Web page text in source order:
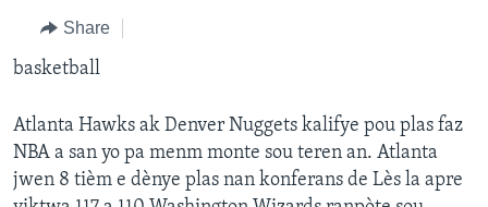
Navigation
to
Search
ENTÈNASYONAL
VIDEO
Learning English
Share
basketball
Atlanta Hawks ak Denver Nuggets kalifye pou plas faz
NBA a san yo pa menm monte sou teren an. Atlanta
jwen 8 tièm e dènye plas nan konferans de Lès la apre